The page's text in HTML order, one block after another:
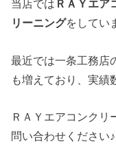
当店では ＲＡＹエア
リーニングをしてい
最近では一条工務店
も増えており、実績
ＲＡＹエアコンクリ
問い合わせください♪